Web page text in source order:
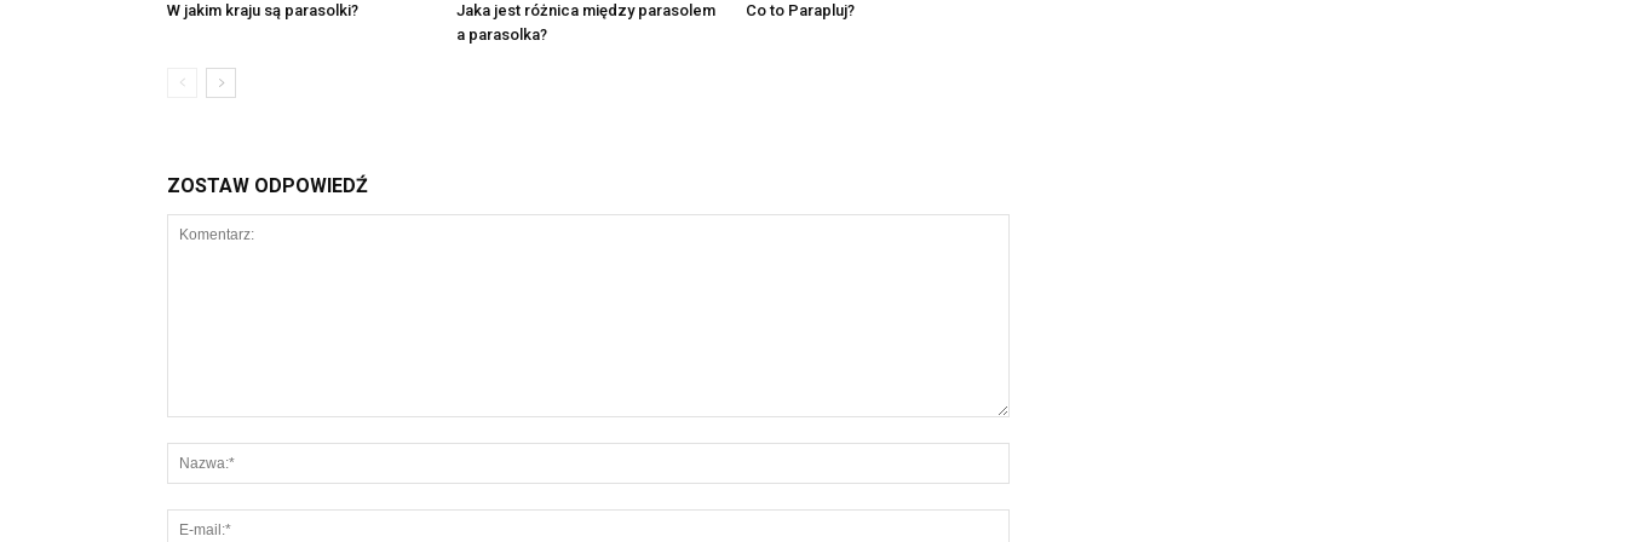
W jakim kraju są parasolki?
Jaka jest różnica między parasolem
a parasolka?
Co to Parapluj?
ZOSTAW ODPOWIEDŹ